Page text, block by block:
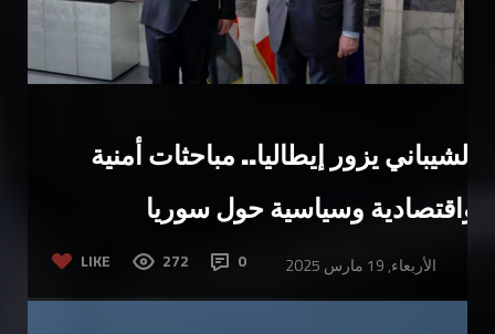
الشيباني يزور إيطاليا.. مباحثات أمنية
واقتصادية وسياسية حول سوريا
LIKE 272 0 الأربعاء, 19 مارس 2025